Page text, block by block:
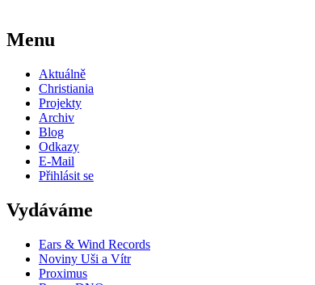
Menu
Aktuálně
Christiania
Projekty
Archiv
Blog
Odkazy
E-Mail
Přihlásit se
Vydáváme
Ears & Wind Records
Noviny Uši a Vítr
Proximus